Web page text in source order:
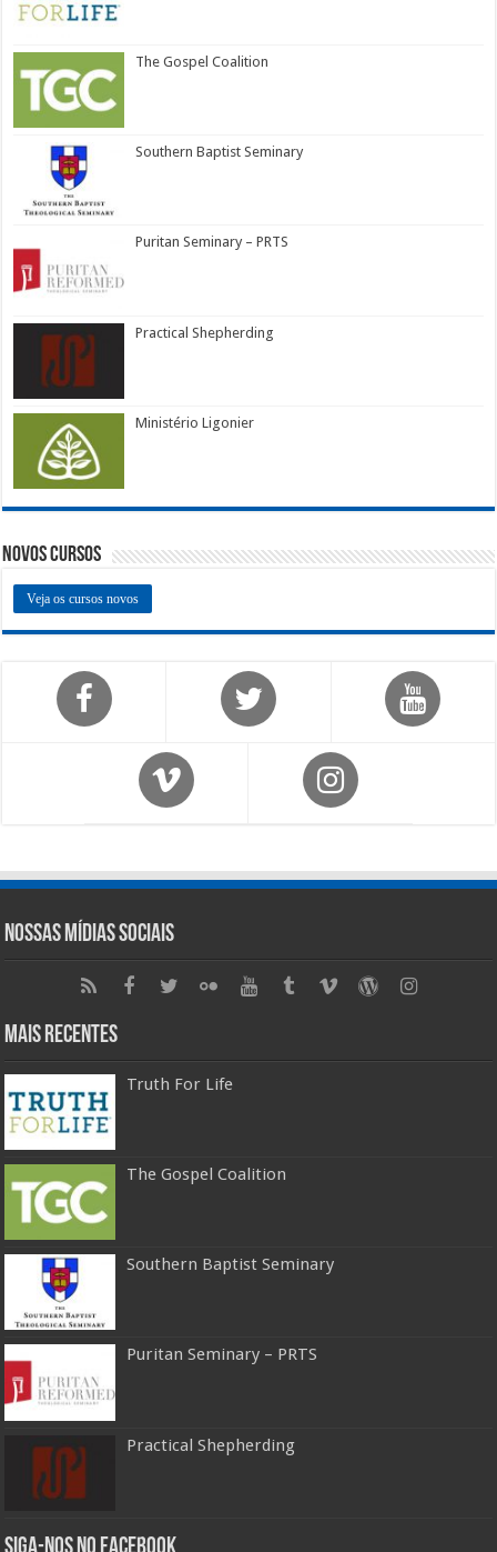
The Gospel Coalition
Southern Baptist Seminary
Puritan Seminary – PRTS
Practical Shepherding
Ministério Ligonier
Novos Cursos
Veja os cursos novos
Nossas Mídias Sociais
Mais Recentes
Truth For Life
The Gospel Coalition
Southern Baptist Seminary
Puritan Seminary – PRTS
Practical Shepherding